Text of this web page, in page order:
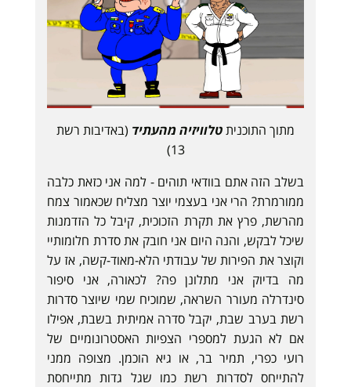
מתוך התוכניתטלוויזיה מהעתיד (באדיבות רשת
13)
בשלב הזה אתם בוודאי תוהים - למה אני כזאת כלבה
ממורמרת? הרי אני בעצמי יוצר מצליח שכאמור צמח
מהרשת, פרץ את תקרת הזכוכית, קיבל כל הזדמנות
שיכל לבקש, והנה היום אני חובק את סדרת חלומותיי
וקוצר את הפירות של עבודתי הלא-מאוד-קשה, אז על
מה בדיוק אני מתלונן פה? לכאורה, אני סיפור
סינדרלה מעורר השראה, שמוכיח שמי שיוצר סדרות
רשת בערב שבת, יקבל סדרה אמיתית בשבת, אפילו
אם לא הגעת למספרי הצפיות האסטרונומיים של
רועי כפרי, תמיר בר, או גיא הוכמן. מצופה ממני
להתייחס לסדרות רשת כמו שגל גדות מתייחסת